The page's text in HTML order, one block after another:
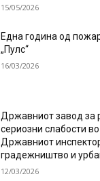
15/05/2026
Една година од
„Пулс“
16/03/2026
Државниот завод за
сериозни слабости
Државниот
градежништво и
12/03/2026